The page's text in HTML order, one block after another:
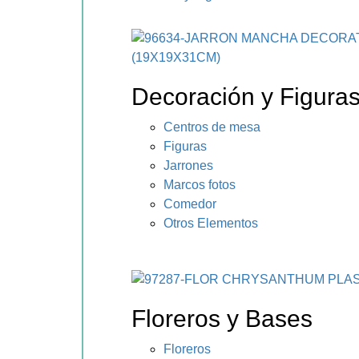
Decoración y
Centros de mesa
Figuras
Jarrones
Marcos fotos
Comedor
Otros Elementos
Floreros y Bases
Floreros